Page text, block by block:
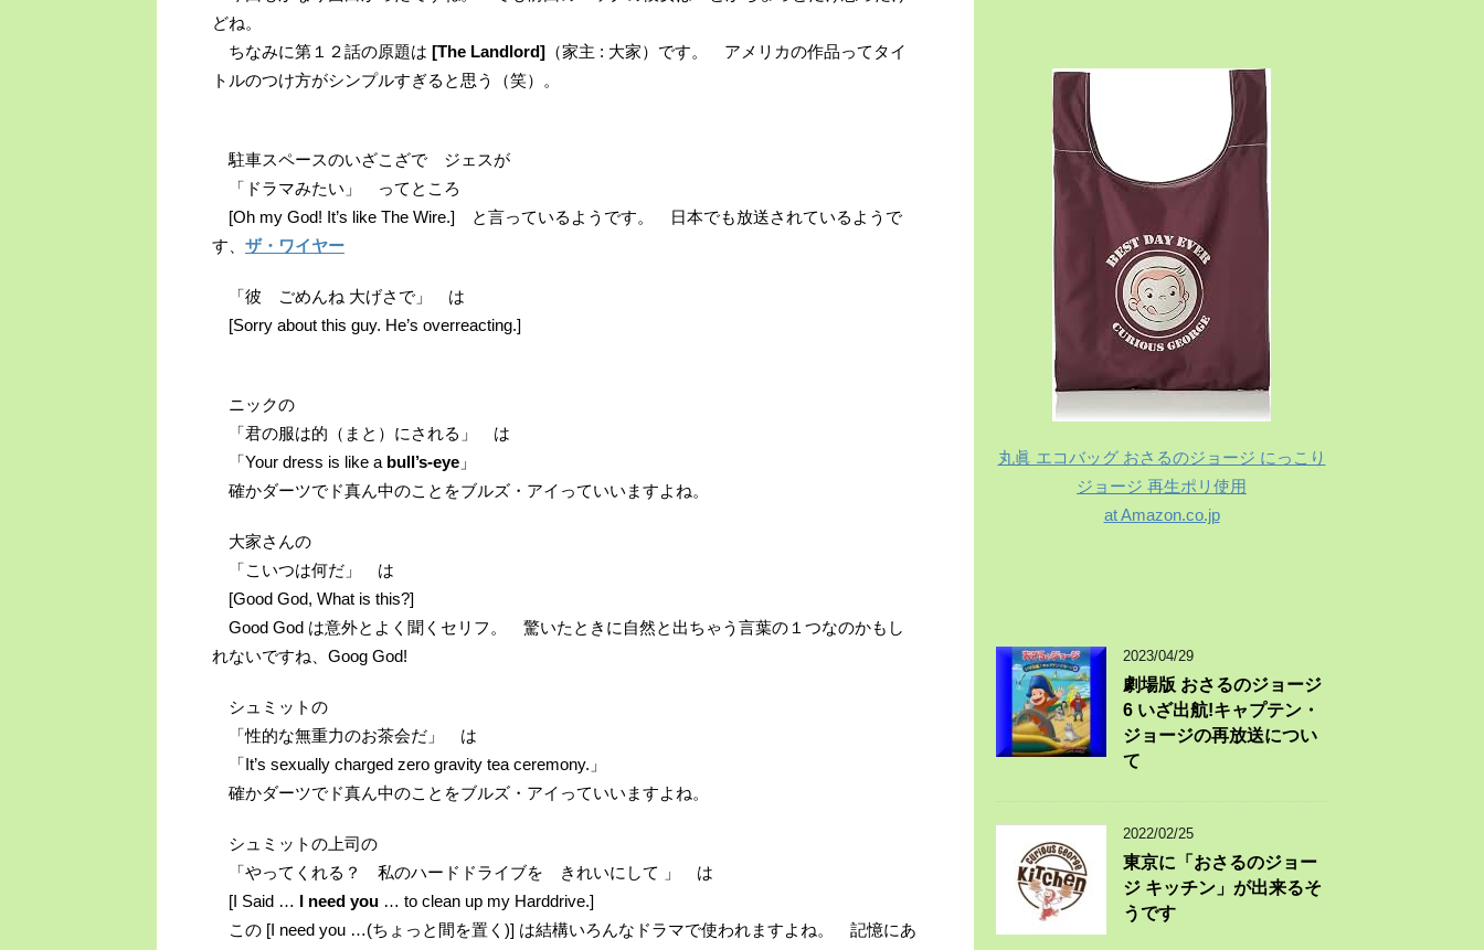
どね。
ちなみに第１２話の原題は [The Landlord] （家主 : 大家）です。 アメリカの作品ってタイ
トルのつけ方がシンプルすぎると思う（笑）。
駐車スペースのいざこざで ジェスが
「ドラマみたい」 ってところ
[Oh my God! It’s like The Wire.] と言っているようです。 日本でも放送されているようで
す、 ザ・ワイヤー
「彼 ごめんね 大げさで」 は
[Sorry about this guy. He’s overreacting.]
ニックの
「君の服は的（まと）にされる」 は
「Your dress is like a bull’s-eye 」
確かダーツでド真ん中のことをブルズ・アイっていいますよね。
大家さんの
「こいつは何だ」 は
[Good God, What is this?]
Good God は意外とよく聞くセリフ。 驚いたときに自然と出ちゃう言葉の１つなのかもし
れないですね、Goog God!
シュミットの
「性的な無重力のお茶会だ」 は
「It’s sexually charged zero gravity tea ceremony.」
確かダーツでド真ん中のことをブルズ・アイっていいますよね。
シュミットの上司の
「やってくれる？ 私のハードドライブを きれいにして 」 は
[I Said … I need you … to clean up my Harddrive.]
この [I need you …(ちょっと間を置く)] は結構いろんなドラマで使われますよね。 記憶にあ
丸眞 エコバッグ おさるのジョージ にっこり
ジョージ 再生ポリ使用
at Amazon.co.jp
2023/04/29
劇場版 おさるのジョージ
6 いざ出航!キャプテン・
ジョージの再放送につい
て
2022/02/25
東京に「おさるのジョー
ジ キッチン」が出来るそ
うです